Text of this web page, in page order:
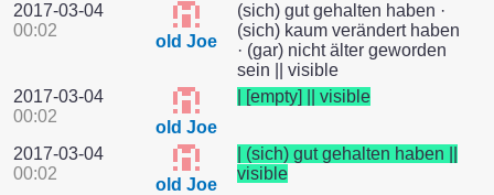
2017-03-04
00:02
old Joe
(sich) gut gehalten haben ·
(sich) kaum verändert haben
· (gar) nicht älter geworden
sein || visible
2017-03-04
00:02
old Joe
| [empty] || visible
2017-03-04
00:02
old Joe
| (sich) gut gehalten haben ||
visible